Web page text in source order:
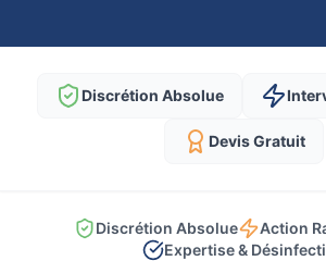
Discrétion Absolue
Devis Gratuit
Discrétion Absolue
Action
Expertise &